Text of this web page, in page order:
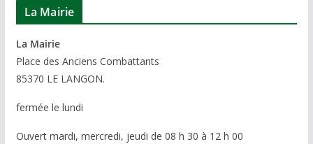
La Mairie
La Mairie
Place des Anciens Combattants
85370 LE LANGON.
fermée le lundi
Ouvert mardi, mercredi, jeudi de 08 h 30 à 12 h 00